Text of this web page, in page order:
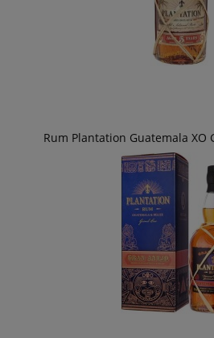
Rum Plantation Guatemala XO